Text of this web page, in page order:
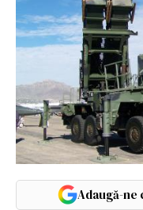
Adaugă-ne